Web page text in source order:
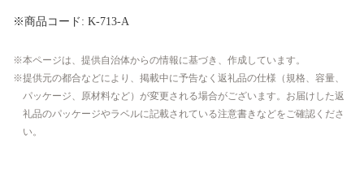
※商品コード: K-713-A
本ページは、提供自治体からの情報に基づき、作成しています。
提供元の都合などにより、掲載中に予告なく返礼品の仕様（規格、容量、
パッケージ、原材料など）が変更される場合がございます。お届けした返
礼品のパッケージやラベルに記載されている注意書きなどをご確認くださ
い。